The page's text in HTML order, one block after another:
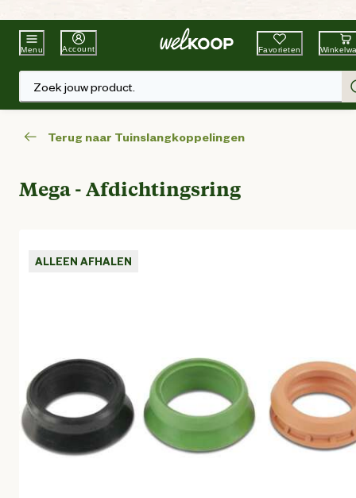
Beste WinkelketenTuin & Dier
Menu Account Favorieten
Zoek jouw product.
Terug naar Tuinslangkoppelingen
Mega - Afdichtingsring
ALLEEN AFHALEN